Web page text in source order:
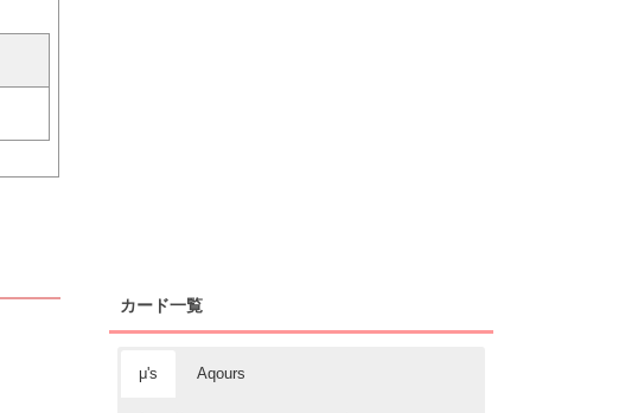
カード一覧
μ's Aqours